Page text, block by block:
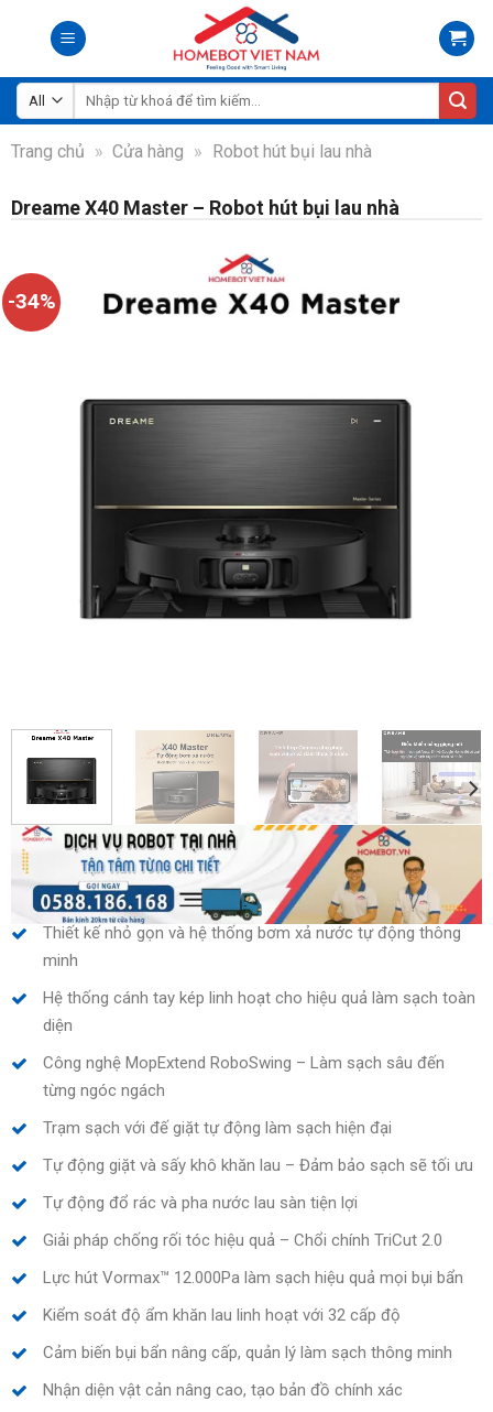
Tìm
Trang chủ » Cửa hàng » Robot hút bụi lau nhà
Dreame X40 Master – Robot hút bụi lau nhà
-34%
Thiết kế nhỏ gọn và hệ thống bơm xả nước tự động thông
minh
Hệ thống cánh tay kép linh hoạt cho hiệu quả làm sạch toàn
diện
Công nghệ MopExtend RoboSwing – Làm sạch sâu đến
từng ngóc ngách
Trạm sạch với đế giặt tự động làm sạch hiện đại
Tự động giặt và sấy khô khăn lau – Đảm bảo sạch sẽ tối ưu
Tự động đổ rác và pha nước lau sàn tiện lợi
Giải pháp chống rối tóc hiệu quả – Chổi chính TriCut 2.0
Lực hút Vormax™ 12.000Pa làm sạch hiệu quả mọi bụi bẩn
Kiểm soát độ ẩm khăn lau linh hoạt với 32 cấp độ
Cảm biến bụi bẩn nâng cấp, quản lý làm sạch thông minh
Nhận diện vật cản nâng cao, tạo bản đồ chính xác